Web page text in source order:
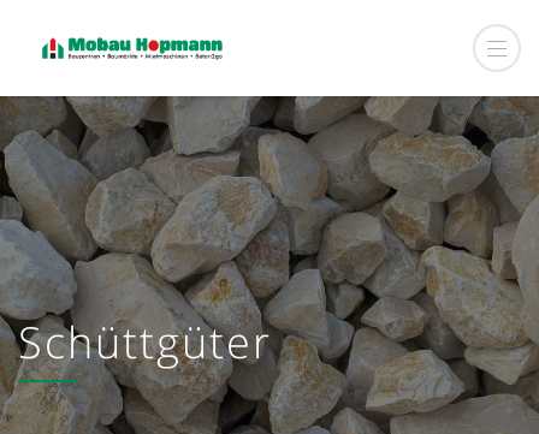
Schüttgüter